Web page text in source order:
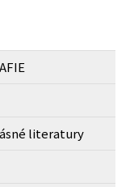
literatury